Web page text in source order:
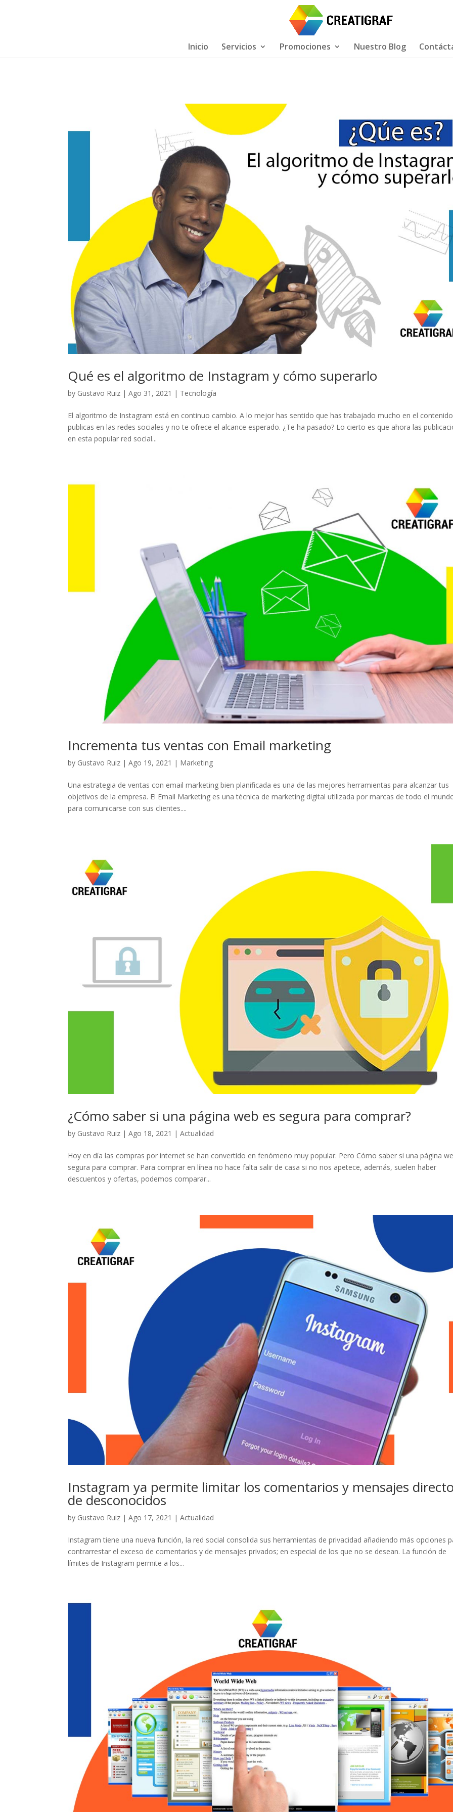
Inicio Servicios Promociones Nuestro Blog
Qué es el algoritmo de Instagram y cómo superarlo
by Gustavo Ruiz |Ago 31, 2021 | Tecnología
El algoritmo de Instagram está en continuo cambio. A lo mejor has sentido que has trabajado mucho en el
publicas en las redes sociales y no te ofrece el alcance esperado. ¿Te ha pasado? Lo cierto es que ahora las
en esta popular red social...
Incrementa tus ventas con Email marketing
by Gustavo Ruiz |Ago 19, 2021 | Marketing
Una estrategia de ventas con email marketing bien planificada es una de las mejores herramientas para alcanzar tus
objetivos de la empresa. El Email Marketing es una técnica de marketing digital utilizada por marcas de todo el
para comunicarse con sus clientes....
¿Cómo saber si una página web es segura para comprar?
by Gustavo Ruiz |Ago 18, 2021 |Actualidad
Hoy en día las compras por internet se han convertido en fenómeno muy popular. Pero Cómo saber si una página
segura para comprar. Para comprar en línea no hace falta salir de casa si no nos apetece, además, suelen haber
descuentos y ofertas, podemos comparar...
Instagram ya permite limitar los comentarios y mensajes
de desconocidos
by Gustavo Ruiz |Ago 17, 2021 |Actualidad
Instagram tiene una nueva función, la red social consolida sus herramientas de privacidad añadiendo más opciones
contrarrestar el exceso de comentarios y de mensajes privados; en especial de los que no se desean. La función de
límites de Instagram permite a los...